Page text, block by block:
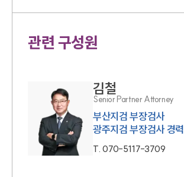
관련 구성원
김철
Senior Partner Attorney
부산지검 부장검사
광주지검 부장검사 경력
T.070-5117-3709